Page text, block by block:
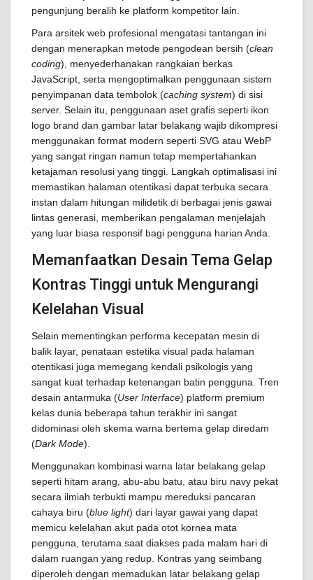
pengunjung beralih ke platform kompetitor lain.
Para arsitek web profesional mengatasi tantangan ini
dengan menerapkan metode pengodean bersih (clean
coding), menyederhanakan rangkaian berkas
JavaScript, serta mengoptimalkan penggunaan sistem
penyimpanan data tembolok (caching system) di sisi
server. Selain itu, penggunaan aset grafis seperti ikon
logo brand dan gambar latar belakang wajib dikompresi
menggunakan format modern seperti SVG atau WebP
yang sangat ringan namun tetap mempertahankan
ketajaman resolusi yang tinggi. Langkah optimalisasi ini
memastikan halaman otentikasi dapat terbuka secara
instan dalam hitungan milidetik di berbagai jenis gawai
lintas generasi, memberikan pengalaman menjelajah
yang luar biasa responsif bagi pengguna harian Anda.
Memanfaatkan Desain Tema Gelap
Kontras Tinggi untuk Mengurangi
Kelelahan Visual
Selain mementingkan performa kecepatan mesin di
balik layar, penataan estetika visual pada halaman
otentikasi juga memegang kendali psikologis yang
sangat kuat terhadap ketenangan batin pengguna. Tren
desain antarmuka (User Interface) platform premium
kelas dunia beberapa tahun terakhir ini sangat
didominasi oleh skema warna bertema gelap diredam
(Dark Mode).
Menggunakan kombinasi warna latar belakang gelap
seperti hitam arang, abu-abu batu, atau biru navy pekat
secara ilmiah terbukti mampu mereduksi pancaran
cahaya biru (blue light) dari layar gawai yang dapat
memicu kelelahan akut pada otot kornea mata
pengguna, terutama saat diakses pada malam hari di
dalam ruangan yang redup. Kontras yang seimbang
diperoleh dengan memadukan latar belakang gelap